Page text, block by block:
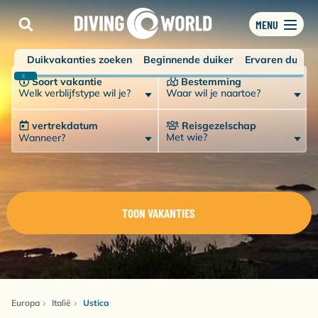
MENU
Duikvakanties zoeken Beginnende duiker
Ervaren duiker
Soort vakantie
Welk verblijfstype wil je?
Bestemming
Waar wil je naartoe?
vertrekdatum
Wanneer?
Reisgezelschap
Met wie?
TOON VAKANTIES
Europa Italië Ustica